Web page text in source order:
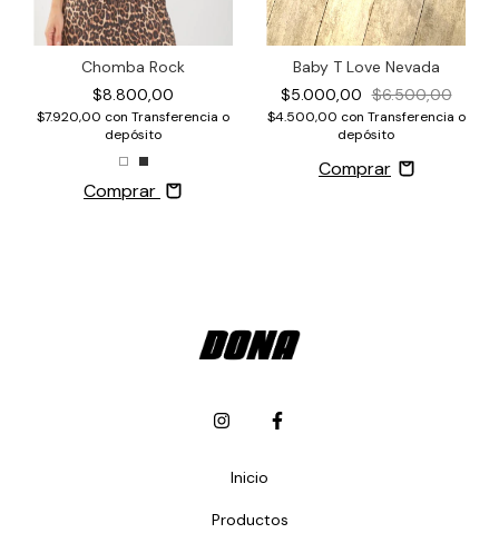
Chomba Rock
$8.800,00
$7.920,00 con Transferencia o
depósito
Comprar
Baby T Love Nevada
$5.000,00 $6.500,00
$4.500,00 con Transferencia o
depósito
Inicio
Productos